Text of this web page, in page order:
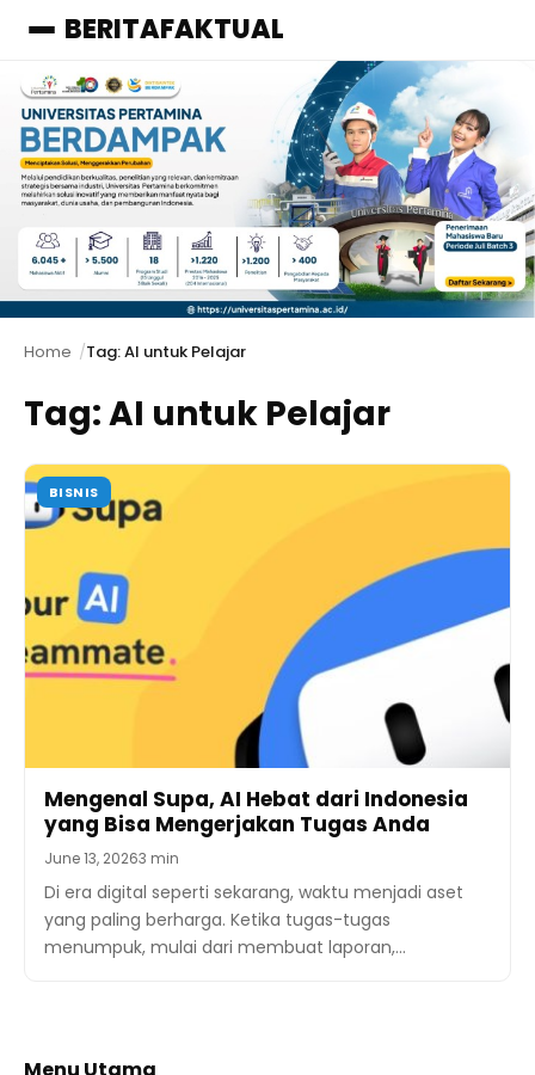
MenuBERITAFAKTUAL
Home Tag: AI untuk Pelajar
Tag:AI untuk Pelajar
BISNIS
Mengenal Supa, AI Hebat dari Indonesia
yang Bisa Mengerjakan Tugas Anda
June 13, 20263 min
Di era digital seperti sekarang, waktu menjadi aset
yang paling berharga. Ketika tugas-tugas
menumpuk, mulai dari membuat laporan,…